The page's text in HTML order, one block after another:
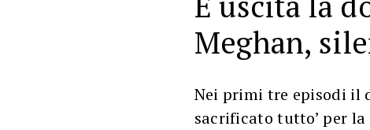
Meghan,
Nei primi tre episodi il
sacrificato tutto’ per